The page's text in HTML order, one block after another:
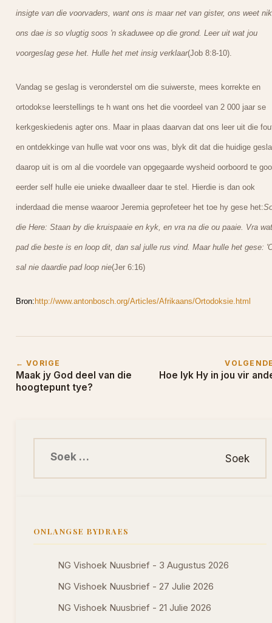
insigte van die voorvaders, want ons is maar net van gister, ons weet
ons dae is so vlugtig soos 'n skaduwee op die grond. Leer uit wat jou
voorgeslag gese het. Hulle het met insig verklaar(Job 8:8-10).
Vandag se geslag is veronderstel om die suiwerste, mees korrekte en
ortodokse leerstellings te h want ons het die voordeel van 2 000 jaar se
kerkgeskiedenis agter ons. Maar in plaas daarvan dat ons leer uit die
en ontdekkinge van hulle wat voor ons was, blyk dit dat die huidige
daarop uit is om al die voordele van opgegaarde wysheid oorboord te
eerder self hulle eie unieke dwaalleer daar te stel. Hierdie is dan ook
inderdaad die mense waaroor Jeremia geprofeteer het toe hy gese het:
die Here: Staan by die kruispaaie en kyk, en vra na die ou paaie. Vra
pad die beste is en loop dit, dan sal julle rus vind. Maar hulle het gese:
sal nie daardie pad loop nie(Jer 6:16)
Bron: http://www.antonbosch.org/Articles/Afrikaans/Ortodoksie.html
← VORIGE
Maak jy God deel van die
hoogtepunt tye?
Hoe lyk Hy in jou vir
ONLANGSE BYDRAES
NG Vishoek Nuusbrief - 3 Augustus 2026
NG Vishoek Nuusbrief - 27 Julie 2026
NG Vishoek Nuusbrief - 21 Julie 2026